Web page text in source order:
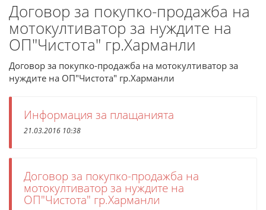
Договор за покупко-продажба на
мотокултиватор за нуждите на
ОП"Чистота" гр.Харманли
Договор за покупко-продажба на мотокултиватор за
нуждите на ОП"Чистота" гр.Харманли
Информация за плащанията
21.03.2016 10:38
Договор за покупко-продажба на
мотокултиватор за нуждите на
ОП"Чистота" гр.Харманли